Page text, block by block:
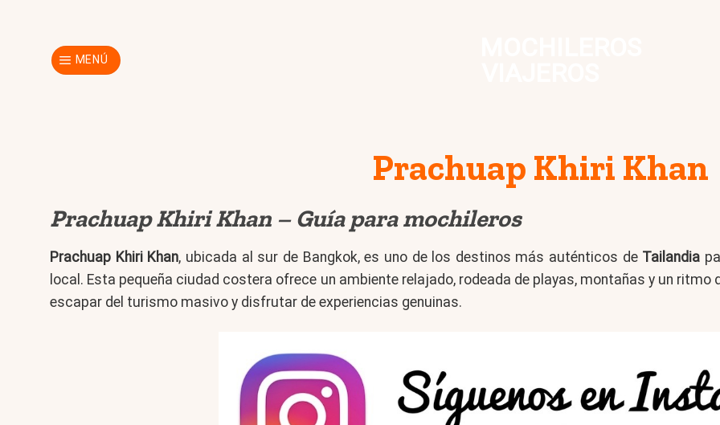
MENÚ
Prachuap Khiri Khan
Prachuap Khiri Khan – Guía para mochileros
Prachuap Khiri Khan, ubicada al sur de Bangkok, es uno de los destinos más auténticos de Tailandia
local. Esta pequeña ciudad costera ofrece un ambiente relajado, rodeada de playas, montañas y un
escapar del turismo masivo y disfrutar de experiencias genuinas.